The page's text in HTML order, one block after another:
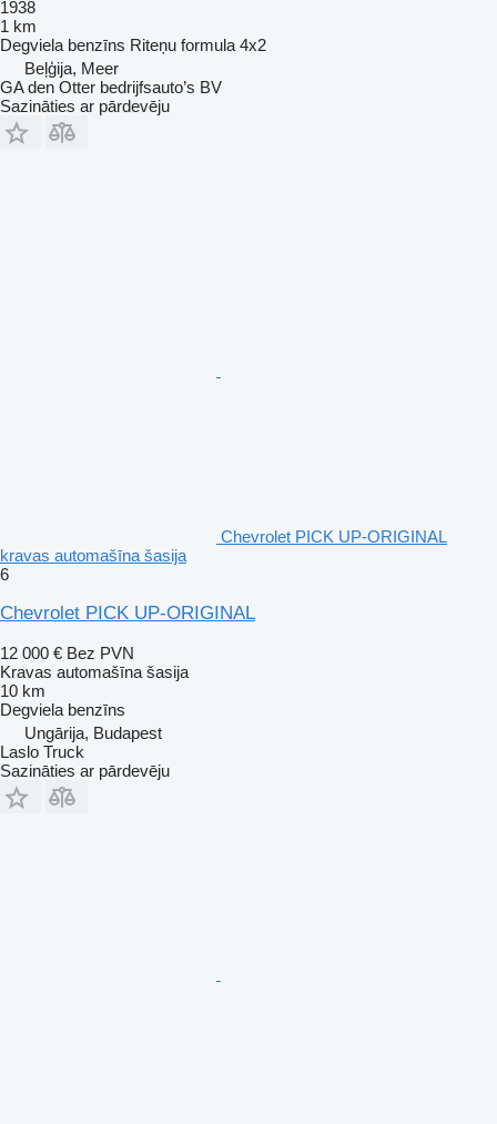
1938
1 km
Degviela benzīns Riteņu formula 4x2
Beļģija, Meer
GA den Otter bedrijfsauto’s BV
Sazināties ar pārdevēju
Chevrolet PICK UP-ORIGINAL
kravas automašīna šasija
6
Chevrolet PICK UP-ORIGINAL
12 000 € Bez PVN
Kravas automašīna šasija
10 km
Degviela benzīns
Ungārija, Budapest
Laslo Truck
Sazināties ar pārdevēju